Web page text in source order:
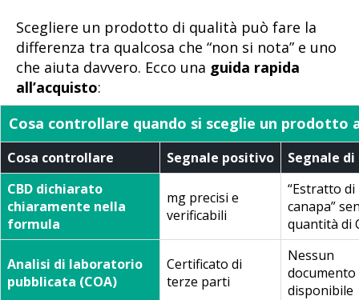
Scegliere un prodotto di qualità può fare la
differenza tra qualcosa che “non si nota” e uno
che aiuta davvero. Ecco una guida rapida
all’acquisto:
Cosa controllare quando si sceglie un prodotto
Cosa controllare Segnale positivo
Segnale
CBD dichiarato
chiaramente nella
formula
mg precisi e
verificabili
“Estratto di
canapa”
quantità di
Analisi di laboratorio
pubblicata (COA)
Certificato di
terze parti
Nessun
documento
disponibile